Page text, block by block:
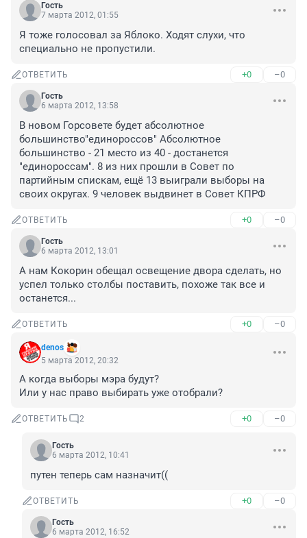
Гость
7 марта 2012, 01:55
Я тоже голосовал за Яблоко. Ходят слухи, что
специально не пропустили.
ОТВЕТИТЬ +0 –0
Гость
6 марта 2012, 13:58
В новом Горсовете будет абсолютное
большинство"единороссов" Абсолютное
большинство - 21 место из 40 - достанется
"единороссам". 8 из них прошли в Совет по
партийным спискам, ещё 13 выиграли выборы на
своих округах. 9 человек выдвинет в Совет КПРФ
ОТВЕТИТЬ +0 –0
Гость
6 марта 2012, 13:01
А нам Кокорин обещал освещение двора сделать, но
успел только столбы поставить, похоже так все и
останется...
ОТВЕТИТЬ +0 –0
denos
5 марта 2012, 20:32
А когда выборы мэра будут?
Или у нас право выбирать уже отобрали?
ОТВЕТИТЬ 2 +0 –0
Гость
6 марта 2012, 10:41
путен теперь сам назначит((
ОТВЕТИТЬ +0 –0
Гость
6 марта 2012, 16:52